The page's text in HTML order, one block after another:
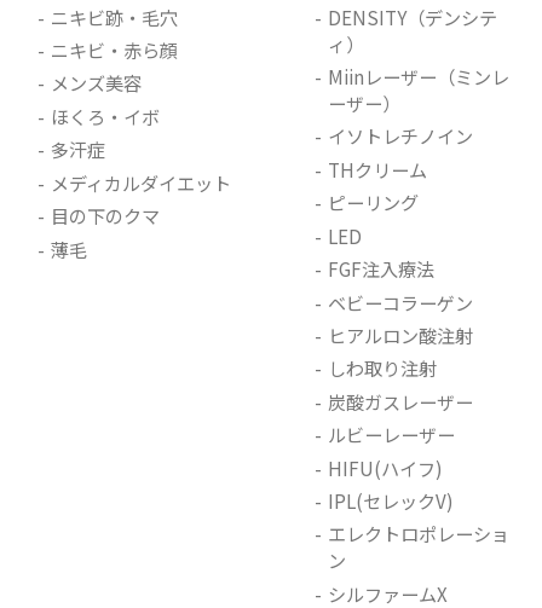
ニキビ跡・毛穴
ニキビ・赤ら顔
メンズ美容
ほくろ・イボ
多汗症
メディカルダイエット
目の下のクマ
薄毛
DENSITY（デンシテ
ィ）
Miinレーザー（ミンレ
ーザー）
イソトレチノイン
THクリーム
ピーリング
LED
FGF注入療法
ベビーコラーゲン
ヒアルロン酸注射
しわ取り注射
炭酸ガスレーザー
ルビーレーザー
HIFU(ハイフ)
IPL(セレックV)
エレクトロポレーショ
ン
シルファームX